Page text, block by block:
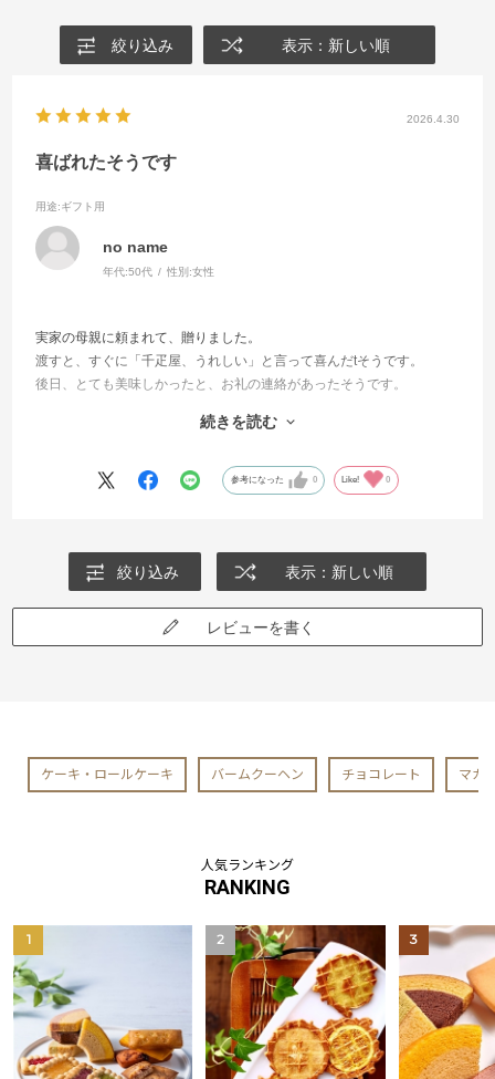
絞り込み 表示：新しい順
2026.4.30
喜ばれたそうです
用途:ギフト用
no name
年代:50代 性別:女性
実家の母親に頼まれて、贈りました。
渡すと、すぐに「千疋屋、うれしい」と言って喜んだtそうです。
後日、とても美味しかったと、お礼の連絡があったそうです。
また、千疋屋さんからの直送で、袋もつけてもらえるのも、良いで
続きを読む
参考になった 0 Like! 0
絞り込み 表示：新しい順
レビューを書く
ケーキ・ロールケーキ バームクーヘン チョコレート マカ
人気ランキング
RANKING
1 2 3